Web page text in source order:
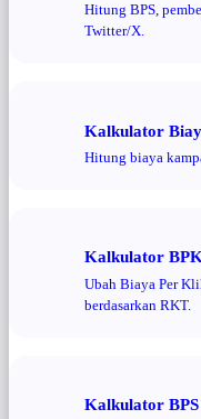
Hitung BPS,
Twitter/X.
Kalkulator
Hitung biaya
Kalkulator
Ubah Biaya Per
berdasarkan RKT.
Kalkulator